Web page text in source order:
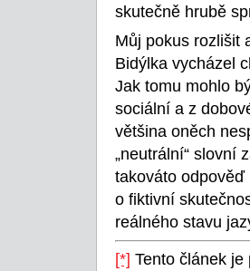
skutečně hrubě
Můj pokus rozlišit
Bidýlka vycházel
Jak tomu mohlo
sociální a z
většina oněch
„neutrální“ slovní
takováto
o fiktivní
reálného stavu
[*] Tento článek